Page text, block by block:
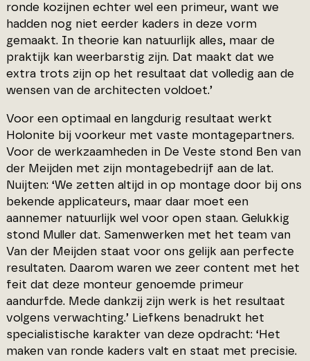
ronde kozijnen echter wel een primeur, want we
hadden nog niet eerder kaders in deze vorm
gemaakt. In theorie kan natuurlijk alles, maar de
praktijk kan weerbarstig zijn. Dat maakt dat we
extra trots zijn op het resultaat dat volledig aan de
wensen van de architecten voldoet.’
Voor een optimaal en langdurig resultaat werkt
Holonite bij voorkeur met vaste montagepartners.
Voor de werkzaamheden in De Veste stond Ben van
der Meijden met zijn montagebedrijf aan de lat.
Nuijten: ‘We zetten altijd in op montage door bij ons
bekende applicateurs, maar daar moet een
aannemer natuurlijk wel voor open staan. Gelukkig
stond Muller dat. Samenwerken met het team van
Van der Meijden staat voor ons gelijk aan perfecte
resultaten. Daarom waren we zeer content met het
feit dat deze monteur genoemde primeur
aandurfde. Mede dankzij zijn werk is het resultaat
volgens verwachting.’ Liefkens benadrukt het
specialistische karakter van deze opdracht: ‘Het
maken van ronde kaders valt en staat met precisie.